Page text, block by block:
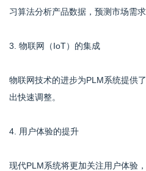
习算法分析产品数据，预测市场需求
3. 物联网（IoT）的集成
物联网技术的进步为PLM系统提供
出快速调整。
4. 用户体验的提升
现代PLM系统将更加关注用户体验